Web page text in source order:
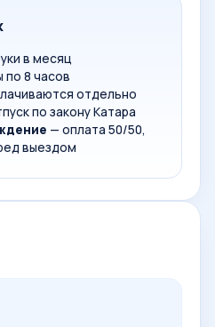
в месяц
по 8 часов
отдельно
по закону Катара
— оплата 50/50,
выездом